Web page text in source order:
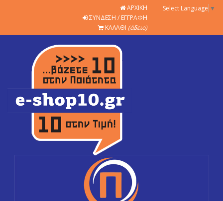
Select Language ▼
ΑΡΧΙΚΗ
ΣΥΝΔΕΣΗ / ΕΓΓΡΑΦΗ
ΚΑΛΑΘΙ (άδειο)